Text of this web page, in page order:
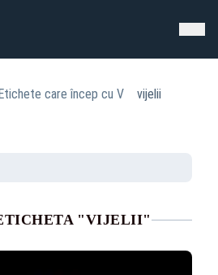
care încep cu V vijelii
"VIJELII"